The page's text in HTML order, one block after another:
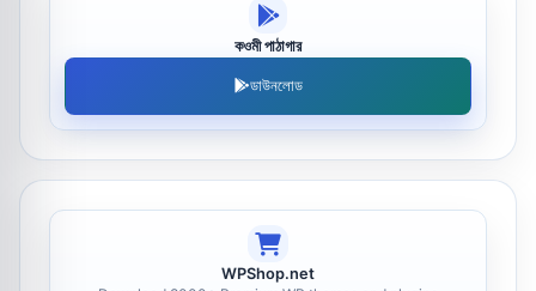
কওমী পাঠাগার
ডাউনলোড
WPShop.net